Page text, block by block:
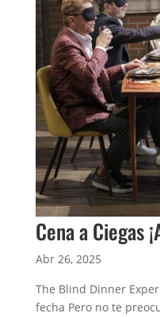
Cena a Ciegas
Abr 26, 2025
The Blind Dinner
fecha Pero no te